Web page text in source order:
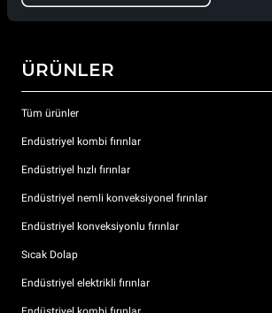
ÜRÜNLER
Tüm ürünler
Endüstriyel kombi fırınlar
Endüstriyel hızlı fırınlar
Endüstriyel nemli konveksiyonel fırınlar
Endüstriyel konveksiyonlu fırınlar
Sıcak Dolap
Endüstriyel elektrikli fırınlar